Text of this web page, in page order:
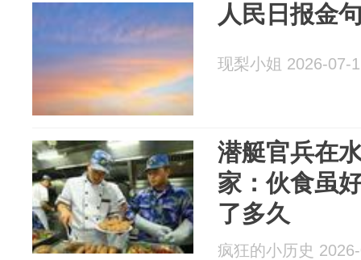
人民日报金
现梨小姐 2026-07-
潜艇官兵在
家：伙食虽
了多久
疯狂的小历史